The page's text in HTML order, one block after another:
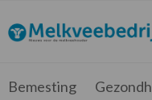
de
hoofdnavigatie
de
hoofd
de
eerste
de
voettekst
Melkveebedrijf.be
Nieuws
melkveehouder
Bemesting